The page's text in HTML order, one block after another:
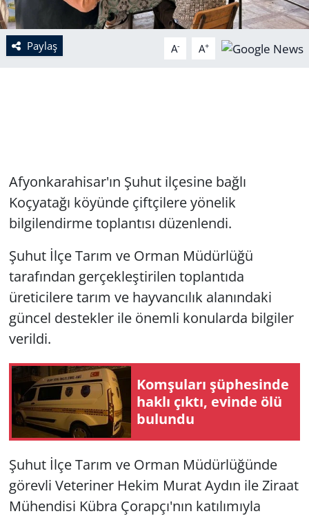
Paylaş A- A+
Afyonkarahisar'ın Şuhut ilçesine bağlı
Koçyatağı köyünde çiftçilere yönelik
bilgilendirme toplantısı düzenlendi.
Şuhut İlçe Tarım ve Orman Müdürlüğü
tarafından gerçekleştirilen toplantıda
üreticilere tarım ve hayvancılık alanındaki
güncel destekler ile önemli konularda bilgiler
verildi.
Komşuları şüphesinde
haklı çıktı, evinde ölü
bulundu
Şuhut İlçe Tarım ve Orman Müdürlüğünde
görevli Veteriner Hekim Murat Aydın ile Ziraat
Mühendisi Kübra Çorapçı'nın katılımıyla